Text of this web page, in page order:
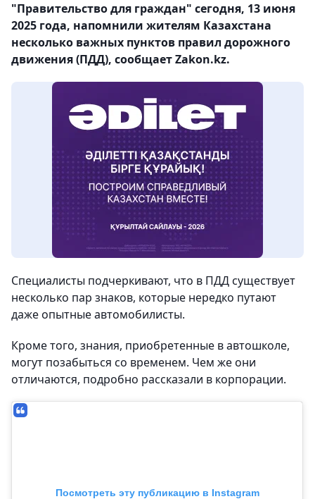
"Правительство для граждан" сегодня, 13 июня
2025 года, напомнили жителям Казахстана
несколько важных пунктов правил дорожного
движения (ПДД), сообщает Zakon.kz.
Специалисты подчеркивают, что в ПДД существует
несколько пар знаков, которые нередко путают
даже опытные автомобилисты.
Кроме того, знания, приобретенные в автошколе,
могут позабыться со временем. Чем же они
отличаются, подробно рассказали в корпорации.
Посмотреть эту публикацию в Instagram